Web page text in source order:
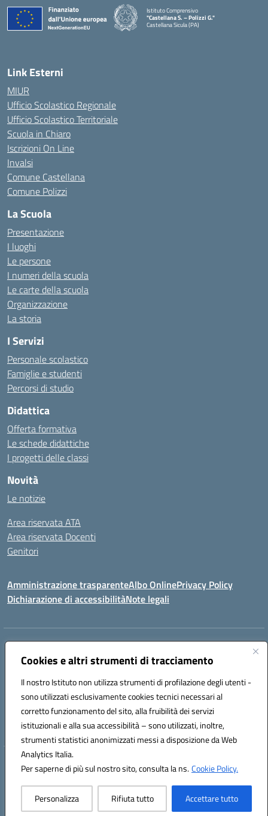
Cookies e altri strumenti di tracciamento
Il nostro Istituto non utilizza strumenti di profilazione degli utenti -
sono utilizzati esclusivamente cookies tecnici necessari al
corretto funzionamento del sito, alla fruibilità dei servizi
istituzionali e alla sua accessibilità – sono utilizzati, inoltre,
strumenti statistici anonimizzati messi a disposizione da Web
Analytics Italia.
Per saperne di più sul nostro sito, consulta la ns.Cookie Policy.
Personalizza Rifiuta tutto Accettare tutto
Istituto Comprensivo
"Castellana S. – Polizzi G."
Castellana Sicula (PA)
Link Esterni
MIUR
Ufficio Scolastico Regionale
Ufficio Scolastico Territoriale
Scuola in Chiaro
Iscrizioni On Line
Invalsi
Comune Castellana
Comune Polizzi
La Scuola
Presentazione
I luoghi
Le persone
I numeri della scuola
Le carte della scuola
Organizzazione
La storia
I Servizi
Personale scolastico
Famiglie e studenti
Percorsi di studio
Didattica
Offerta formativa
Le schede didattiche
I progetti delle classi
Novità
Le notizie
Area riservata ATA
Area riservata Docenti
Genitori
Amministrazione trasparenteAlbo OnlinePrivacy Policy
Dichiarazione di accessibilitàNote legali
Indirizzo:
Centralino:0921562586 Email:PAIC820003@istruzione.it
Codice fiscale: 96021870827
Codice meccanografico:
PAIC820003
ERASMUS PLUS
Hosting & Powered by 3D Solution S.r.l.
Concept & Design by Designers Italia